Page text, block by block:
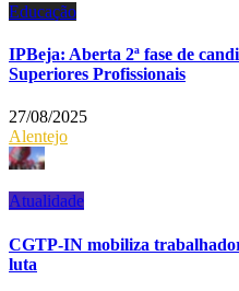
Educação
IPBeja: Aberta 2ª fase de
Superiores Profissionais
27/08/2025
Alentejo
Atualidade
CGTP-IN mobiliza
luta